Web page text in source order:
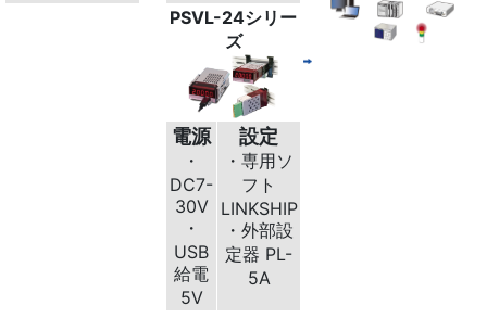
PSVL-24シリー
ズ
電源
・
DC7-
30V
・
USB
給電
5V
設定
・専用ソ
フト
LINKSHIP
・外部設
定器 PL-
5A